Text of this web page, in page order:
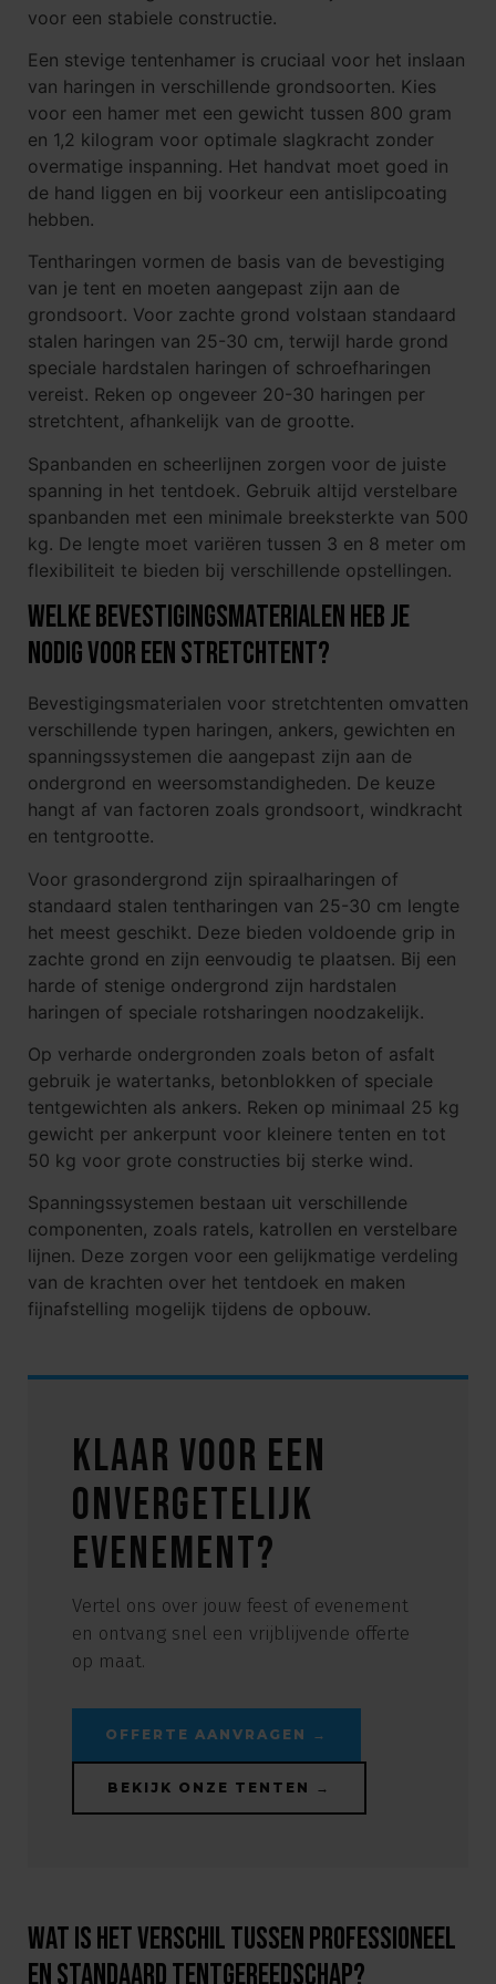
voor een stabiele constructie.
Een stevige tentenhamer is cruciaal voor het inslaan
van haringen in verschillende grondsoorten. Kies
voor een hamer met een gewicht tussen 800 gram
en 1,2 kilogram voor optimale slagkracht zonder
overmatige inspanning. Het handvat moet goed in
de hand liggen en bij voorkeur een antislipcoating
hebben.
Tentharingen vormen de basis van de bevestiging
van je tent en moeten aangepast zijn aan de
grondsoort. Voor zachte grond volstaan standaard
stalen haringen van 25-30 cm, terwijl harde grond
speciale hardstalen haringen of schroefharingen
vereist. Reken op ongeveer 20-30 haringen per
stretchtent, afhankelijk van de grootte.
Spanbanden en scheerlijnen zorgen voor de juiste
spanning in het tentdoek. Gebruik altijd verstelbare
spanbanden met een minimale breeksterkte van 500
kg. De lengte moet variëren tussen 3 en 8 meter om
flexibiliteit te bieden bij verschillende opstellingen.
Welke bevestigingsmaterialen heb je
nodig voor een stretchtent?
Bevestigingsmaterialen voor stretchtenten omvatten
verschillende typen haringen, ankers, gewichten en
spanningssystemen die aangepast zijn aan de
ondergrond en weersomstandigheden. De keuze
hangt af van factoren zoals grondsoort, windkracht
en tentgrootte.
Voor grasondergrond zijn spiraalharingen of
standaard stalen tentharingen van 25-30 cm lengte
het meest geschikt. Deze bieden voldoende grip in
zachte grond en zijn eenvoudig te plaatsen. Bij een
harde of stenige ondergrond zijn hardstalen
haringen of speciale rotsharingen noodzakelijk.
Op verharde ondergronden zoals beton of asfalt
gebruik je watertanks, betonblokken of speciale
tentgewichten als ankers. Reken op minimaal 25 kg
gewicht per ankerpunt voor kleinere tenten en tot
50 kg voor grote constructies bij sterke wind.
Spanningssystemen bestaan uit verschillende
componenten, zoals ratels, katrollen en verstelbare
lijnen. Deze zorgen voor een gelijkmatige verdeling
van de krachten over het tentdoek en maken
fijnafstelling mogelijk tijdens de opbouw.
Klaar voor een
onvergetelijk
evenement?
Vertel ons over jouw feest of evenement
en ontvang snel een vrijblijvende offerte
op maat.
OFFERTE AANVRAGEN →
BEKIJK ONZE TENTEN →
Wat is het verschil tussen professioneel
en standaard tentgereedschap?